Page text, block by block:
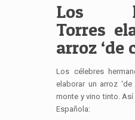
Los
Torres
arroz ‘de
Los célebres
elaborar un arroz
monte y vino tinto. Así
Española: